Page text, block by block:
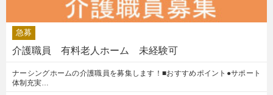
急募
介護職員 有料老人ホーム 未経験可
ナーシングホームの介護職員を募集します！■おすすめポイント●サポート
体制充実…